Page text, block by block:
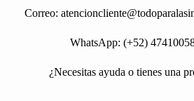
Correo:
WhatsApp: (+52)
¿Necesitas ayuda o tienes una